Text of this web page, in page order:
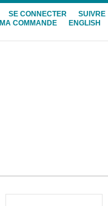
SE CONNECTER
SUIVRE
MA COMMANDE
ENGLISH